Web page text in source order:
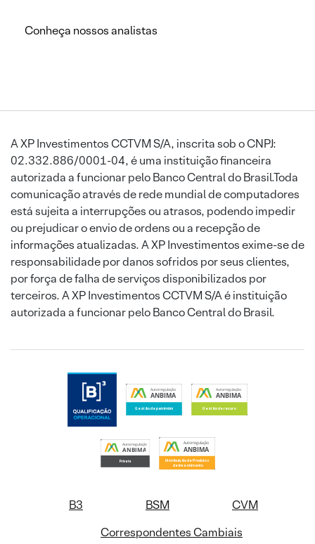
Conheça nossos analistas
A XP Investimentos CCTVM S/A, inscrita sob o CNPJ:
02.332.886/0001-04, é uma instituição financeira
autorizada a funcionar pelo Banco Central do Brasil.Toda
comunicação através de rede mundial de computadores
está sujeita a interrupções ou atrasos, podendo impedir
ou prejudicar o envio de ordens ou a recepção de
informações atualizadas. A XP Investimentos exime-se de
responsabilidade por danos sofridos por seus clientes,
por força de falha de serviços disponibilizados por
terceiros. A XP Investimentos CCTVM S/A é instituição
autorizada a funcionar pelo Banco Central do Brasil.
B3 BSM
CVM
Correspondentes Cambiais